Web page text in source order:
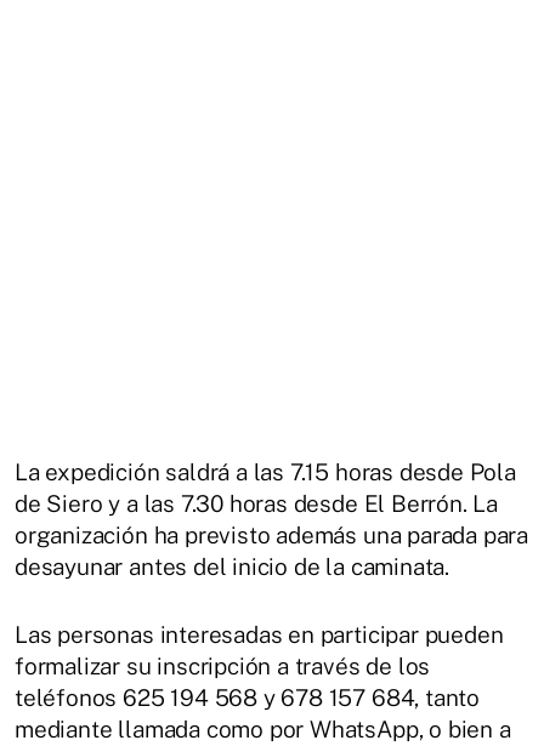
La expedición saldrá a las 7.15 horas desde Pola
de Siero y a las 7.30 horas desde El Berrón. La
organización ha previsto además una parada para
desayunar antes del inicio de la caminata.
Las personas interesadas en participar pueden
formalizar su inscripción a través de los
teléfonos 625 194 568 y 678 157 684, tanto
mediante llamada como por WhatsApp, o bien a